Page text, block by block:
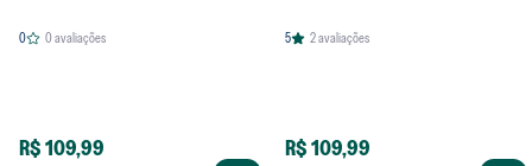
0 0avaliações
R$ 109,99
5 2avaliações
R$ 109,99